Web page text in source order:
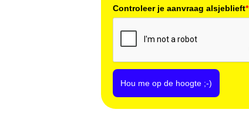
Controleer je aanvraag alsjeblieft*
Hou me op de hoogte ;-)